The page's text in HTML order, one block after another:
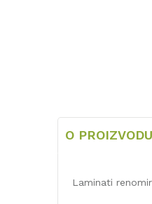
O PROIZVODU
Laminati